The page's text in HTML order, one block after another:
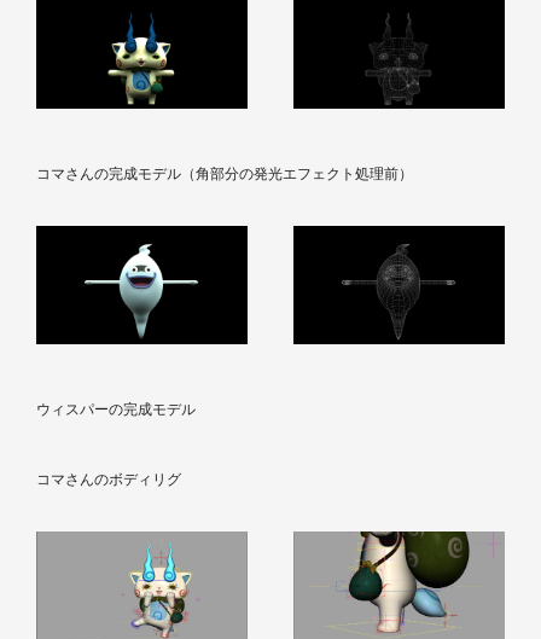
コマさんの完成モデル（角部分の発光エフェクト処理前）
ウィスパーの完成モデル
コマさんのボディリグ